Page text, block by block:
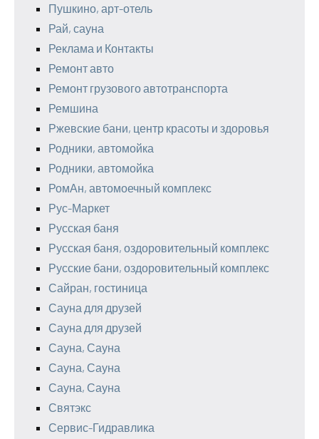
Пушкино, арт-отель
Рай, сауна
Реклама и Контакты
Ремонт авто
Ремонт грузового автотранспорта
Ремшина
Ржевские бани, центр красоты и здоровья
Родники, автомойка
Родники, автомойка
РомАн, автомоечный комплекс
Рус-Маркет
Русская баня
Русская баня, оздоровительный комплекс
Русские бани, оздоровительный комплекс
Сайран, гостиница
Сауна для друзей
Сауна для друзей
Сауна, Сауна
Сауна, Сауна
Сауна, Сауна
Святэкс
Сервис-Гидравлика